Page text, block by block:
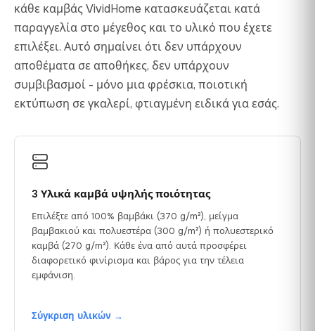
κάθε καμβάς VividHome κατασκευάζεται κατά
παραγγελία στο μέγεθος και το υλικό που έχετε
επιλέξει. Αυτό σημαίνει ότι δεν υπάρχουν
αποθέματα σε αποθήκες, δεν υπάρχουν
συμβιβασμοί - μόνο μια φρέσκια, ποιοτική
εκτύπωση σε γκαλερί, φτιαγμένη ειδικά για εσάς.
3 Υλικά καμβά υψηλής ποιότητας
Επιλέξτε από 100% βαμβάκι (370 g/m²), μείγμα
βαμβακιού και πολυεστέρα (300 g/m²) ή πολυεστερικό
καμβά (270 g/m²). Κάθε ένα από αυτά προσφέρει
διαφορετικό φινίρισμα και βάρος για την τέλεια
εμφάνιση.
Σύγκριση υλικών →